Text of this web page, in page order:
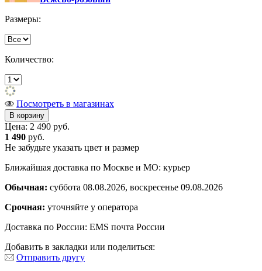
Размеры:
Количество:
Посмотреть в магазинах
Цена: 2 490 руб.
1 490 руб.
Не забудьте указать цвет и размер
Ближайшая доставка по Москве и МО: курьер
Обычная: суббота 08.08.2026, воскресенье 09.08.2026
Срочная: уточняйте у оператора
Доставка по России: EMS почта России
Добавить в закладки или поделиться:
Отправить другу